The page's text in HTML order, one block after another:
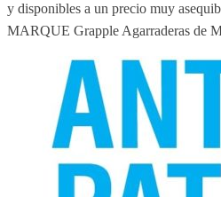
y disponibles a un precio muy
MARQUE Grapple Agarraderas de